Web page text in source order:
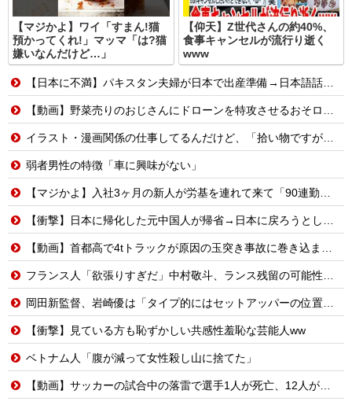
【マジかよ】ワイ「すまん!猫
預かってくれ!」マッマ「は?猫
嫌いなんだけど…」
【仰天】Z世代さんの約40%、
食事キャンセルが流行り逝く
www
【日本に不満】パキスタン夫婦が日本で出産準備→日本語話せないため病院に断られる
【動画】野菜売りのおじさんにドローンを特攻させるおそロシア。
イラスト・漫画関係の仕事してるんだけど、「拾い物ですが」とか言ってTwitterで勝手に自分の画像を出されるのに違和感を覚える。。
弱者男性の特徴「車に興味がない」
【マジかよ】入社3ヶ月の新人が労基を連れて来て「90連勤させられました」「労働基準法違反です」→俺「彼は30連休中ですが?」
【衝撃】日本に帰化した元中国人が帰省→日本に戻ろうとしたら…
【動画】首都高で4tトラックが原因の玉突き事故に巻き込まれた軽バンの車載。
フランス人「欲張りすぎだ」中村敬斗、ランス残留の可能性を会長が示唆！移籍金が交渉の壁に..現地サポの本音がこれ！【海外の反応】
岡田新監督、岩崎優は「タイプ的にはセットアッパーの位置が一番合うてる」←おーん
【衝撃】見ている方も恥ずかしい共感性羞恥な芸能人ww
ベトナム人「腹が減って女性殺し山に捨てた」
【動画】サッカーの試合中の落雷で選手1人が死亡、12人が負傷した事故。